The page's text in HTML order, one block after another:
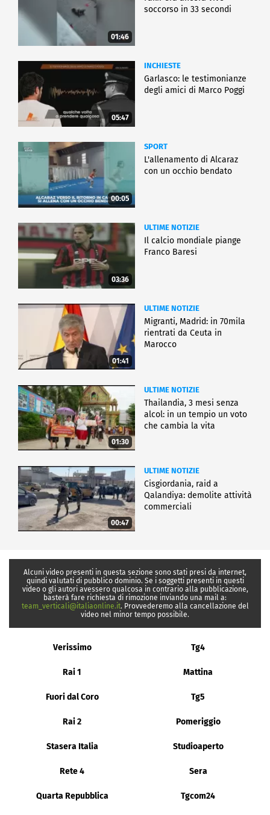
01:46
soccorso in 33 secondi
05:47
INCHIESTE
Garlasco: le testimonianze
degli amici di Marco Poggi
00:05
SPORT
L'allenamento di Alcaraz
con un occhio bendato
03:36
ULTIME NOTIZIE
Il calcio mondiale piange
Franco Baresi
01:41
ULTIME NOTIZIE
Migranti, Madrid: in 70mila
rientrati da Ceuta in
Marocco
01:30
ULTIME NOTIZIE
Thailandia, 3 mesi senza
alcol: in un tempio un voto
che cambia la vita
00:47
ULTIME NOTIZIE
Cisgiordania, raid a
Qalandiya: demolite attività
commerciali
Alcuni video presenti in questa sezione sono stati presi da internet,
quindi valutati di pubblico dominio. Se i soggetti presenti in questi
video o gli autori avessero qualcosa in contrario alla pubblicazione,
basterà fare richiesta di rimozione inviando una mail a:
team_verticali@italiaonline.it. Provvederemo alla cancellazione del
video nel minor tempo possibile.
Verissimo Tg4
Rai 1 Mattina
Fuori dal Coro Tg5
Rai 2 Pomeriggio
Stasera Italia Studioaperto
Rete 4 Sera
Quarta Repubblica Tgcom24